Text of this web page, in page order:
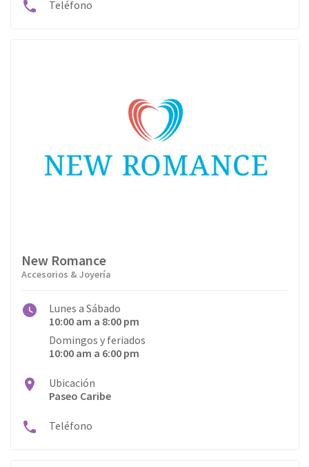
Teléfono
New Romance
Accesorios & Joyería
Lunes a Sábado
10:00 am a 8:00 pm
Domingos y feriados
10:00 am a 6:00 pm
Ubicación
Paseo Caribe
Teléfono